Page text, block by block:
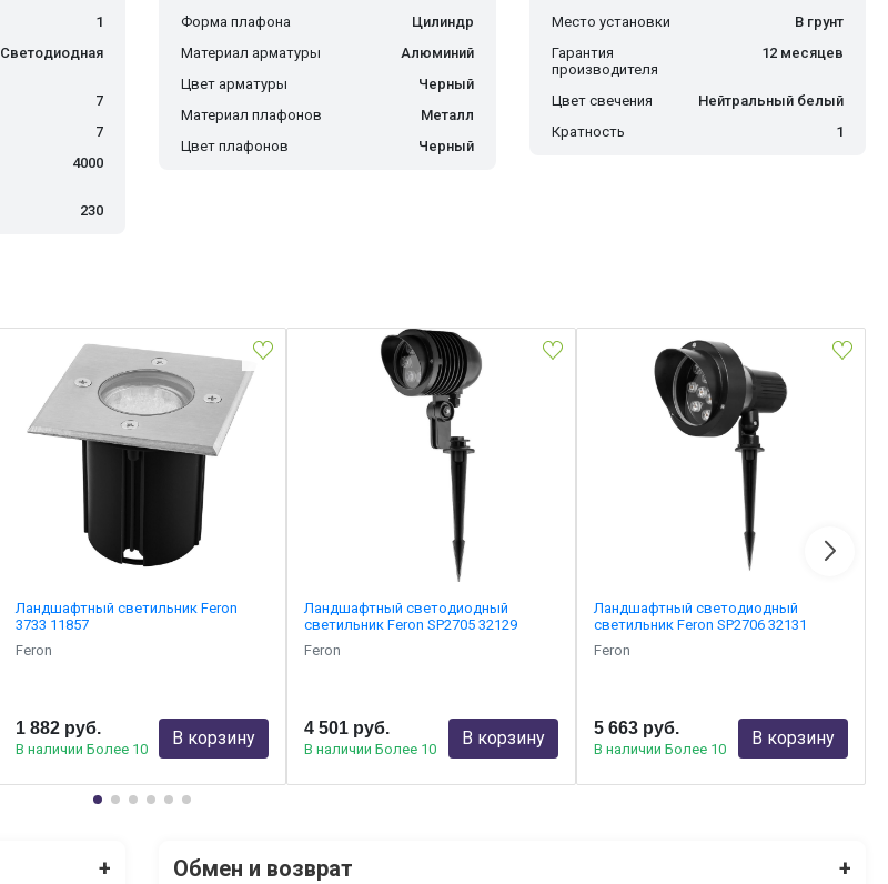
1
Светодиодная
7
7
4000
230
Форма плафона
Цилиндр
Материал арматуры
Алюминий
Цвет арматуры
Черный
Материал плафонов
Металл
Цвет плафонов
Черный
Место установки
В грунт
Гарантия
производителя
12 месяцев
Цвет свечения
Нейтральный белый
Кратность
1
Ландшафтный светильник Feron
3733 11857
Feron
1 882 руб.
В наличии Более 10
В корзину
Ландшафтный светодиодный
светильник Feron SP2705 32129
Feron
4 501 руб.
В наличии Более 10
В корзину
Ландшафтный светодиодный
светильник Feron SP2706 32131
Feron
5 663 руб.
В наличии Более 10
В корзину
+ Обмен и возврат +